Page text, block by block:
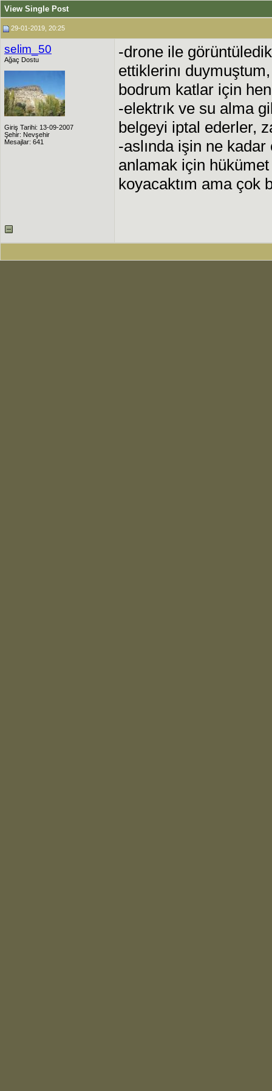
View Single Post
29-01-2019, 20:25
selim_50
Ağaç Dostu
Giriş Tarihi: 13-09-2007
Şehir: Nevşehir
Mesajlar: 641
-drone ile
ettiklerinı
bodrum katlar için
-elektrık ve su alma
belgeyi iptal ederler,
-aslında işin ne kadar
anlamak için hükümet
koyacaktım ama çok